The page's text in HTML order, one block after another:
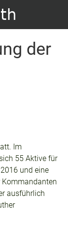
der
Im
55 Aktive für
und eine
Kommandanten
ausführlich